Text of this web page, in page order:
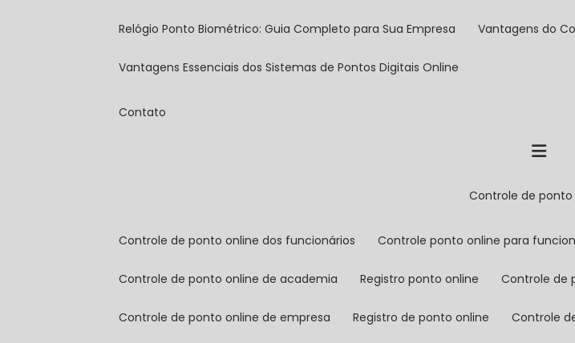
Relógio Ponto Biométrico: Guia Completo para Sua Empresa Vantagens do
Vantagens Essenciais dos Sistemas de Pontos Digitais Online
Contato
controle de
controle de ponto online dos funcionários controle ponto online para
controle de ponto online de academia registro ponto online controle
controle de ponto online de empresa registro de ponto online controle